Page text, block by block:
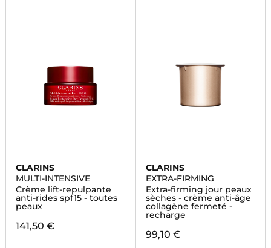
CLARINS
MULTI-INTENSIVE
Crème lift-repulpante
anti-rides spf15 - toutes
peaux
141,50 €
CLARINS
EXTRA-FIRMING
Extra-firming jour peaux
sèches - crème anti-âge
collagène fermeté -
recharge
99,10 €